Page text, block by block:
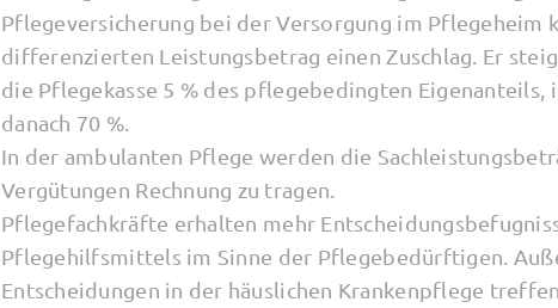
Pflegeversicherung bei der Versorgung im Pflegeheim
differenzierten Leistungsbetrag einen Zuschlag. Er
die Pflegekasse 5 % des pflegebedingten
danach 70 %.
In der ambulanten Pflege werden die
Vergütungen Rechnung zu tragen.
Pflegefachkräfte erhalten mehr
Pflegehilfsmittels im Sinne der Pflegebedürftigen.
Entscheidungen in der häuslichen Krankenpflege